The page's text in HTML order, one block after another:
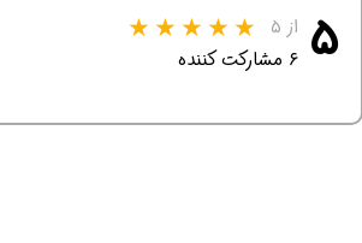
۵ از ۵
۶ مشارکت کننده